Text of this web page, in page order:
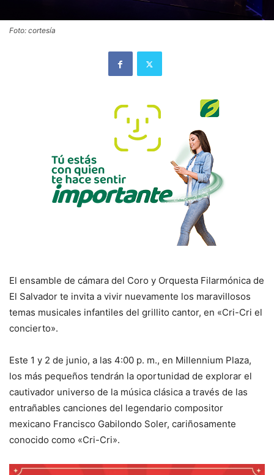
Foto: cortesía
El ensamble de cámara del Coro y Orquesta Filarmónica de
El Salvador te invita a vivir nuevamente los maravillosos
temas musicales infantiles del grillito cantor, en «Cri-Cri el
concierto».
Este 1 y 2 de junio, a las 4:00 p. m., en Millennium Plaza,
los más pequeños tendrán la oportunidad de explorar el
cautivador universo de la música clásica a través de las
entrañables canciones del legendario compositor
mexicano Francisco Gabilondo Soler, cariñosamente
conocido como «Cri-Cri».